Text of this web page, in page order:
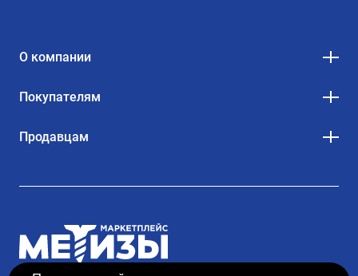
О компании
Покупателям
Продавцам